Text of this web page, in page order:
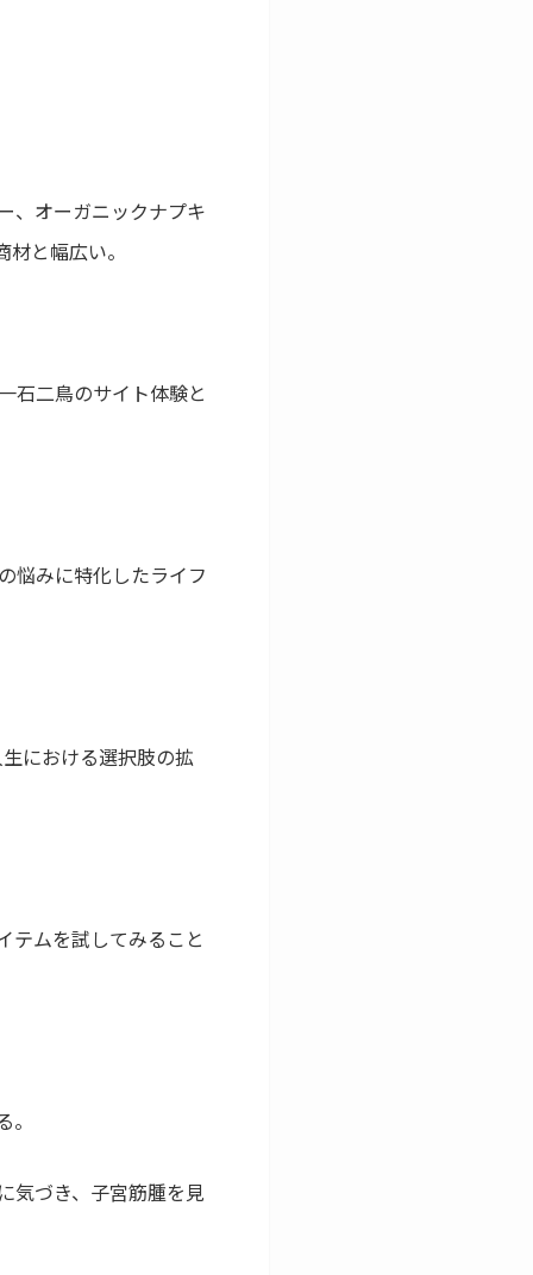
、オーガニックナプキ
と幅広い。
石二鳥のサイト体験と
悩みに特化したライフ
における選択肢の拡
テムを試してみること
気づき、子宮筋腫を見